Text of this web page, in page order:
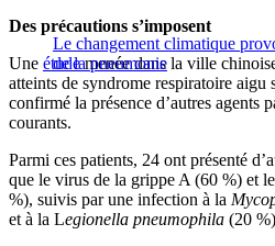
Le changement climatique
de la pneumonie
Des précautions s’imposent
Une étudemenée dans la ville
atteints de syndrome respiratoire aigu
confirmé la présence d’autres agents
courants.
Parmi ces patients, 24 ont présenté
que le virus de la grippe A (60 %) et
%), suivis par une infection à la
et à la Legionella pneumophila (20